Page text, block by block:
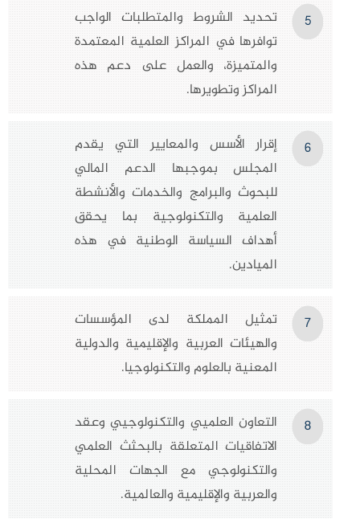
تحديد الشروط والمتطلبات الواجب
توافرها في المراكز العلمية المعتمدة
والمتميزة، والعمل على دعم هذه
المراكز وتطويرها.
إقرار الأسس والمعايير التي يقدم
المجلس بموجبها الدعم المالي
للبحوث والبرامج والخدمات والأنشطة
العلمية والتكنولوجية بما يحقق
أهداف السياسة الوطنية في هذه
الميادين.
تمثيل المملكة لدى المؤسسات
والهيئات العربية والإقليمية والدولية
المعنية بالعلوم والتكنولوجيا.
التعاون العلميي والتكنولوجيي وعقد
الاتفاقيات المتعلقة بالبحثث العلمي
والتكنولوجي مع الجهات المحلية
والعربية والإقليمية والعالمية.